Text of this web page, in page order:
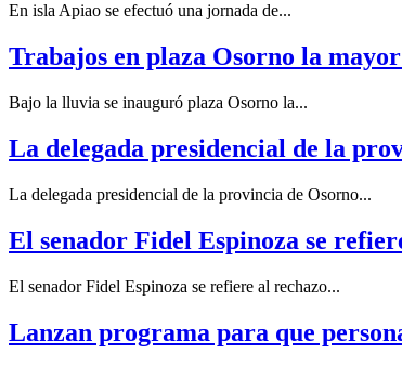
En isla Apiao se efectuó una jornada de...
Trabajos en plaza Osorno la
Bajo la lluvia se inauguró plaza Osorno la...
La delegada presidencial de la
La delegada presidencial de la provincia de Osorno...
El senador Fidel Espinoza se
El senador Fidel Espinoza se refiere al rechazo...
Lanzan programa para que